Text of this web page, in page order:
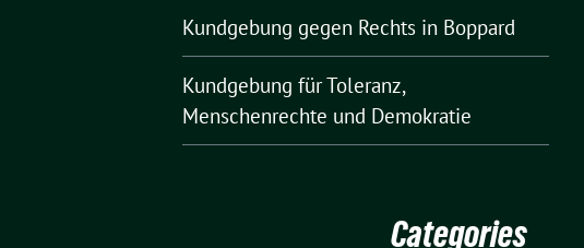
Kundgebung gegen Rechts in Boppard
Kundgebung für Toleranz,
Menschenrechte und Demokratie
Categories